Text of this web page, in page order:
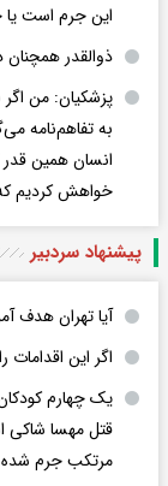
این جرم است یا
ذوالقدر
پزشکیان: من
به تفاهم‌نامه
انسان همین
خواهش کردیم
پیشنهاد سردبیر
آیا تهران هدف
اگر این
یک چهارم
قتل مهسا شاکی
مرتکب جرم شده